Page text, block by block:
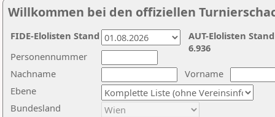
Willkommen bei den offiziellen
Nachname
Vorname
Ebene
Personennummer
Bundesland
AUT-Elolisten
6.936
FIDE-Elolisten Stand